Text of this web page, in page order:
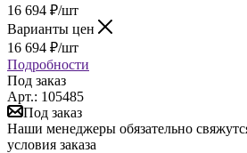
16 694 ₽/шт
Варианты цен
16 694 ₽/шт
Подробности
Под заказ
Арт.: 105485
Под заказ
Наши менеджеры обязательно
условия заказа